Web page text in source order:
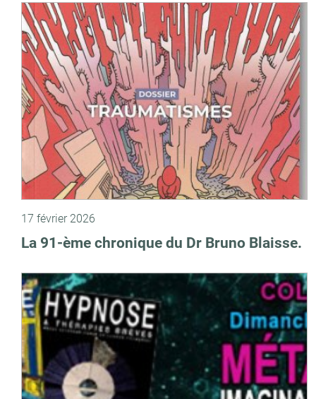
17 février 2026
La 91-ème chronique du Dr Bruno Blaisse.